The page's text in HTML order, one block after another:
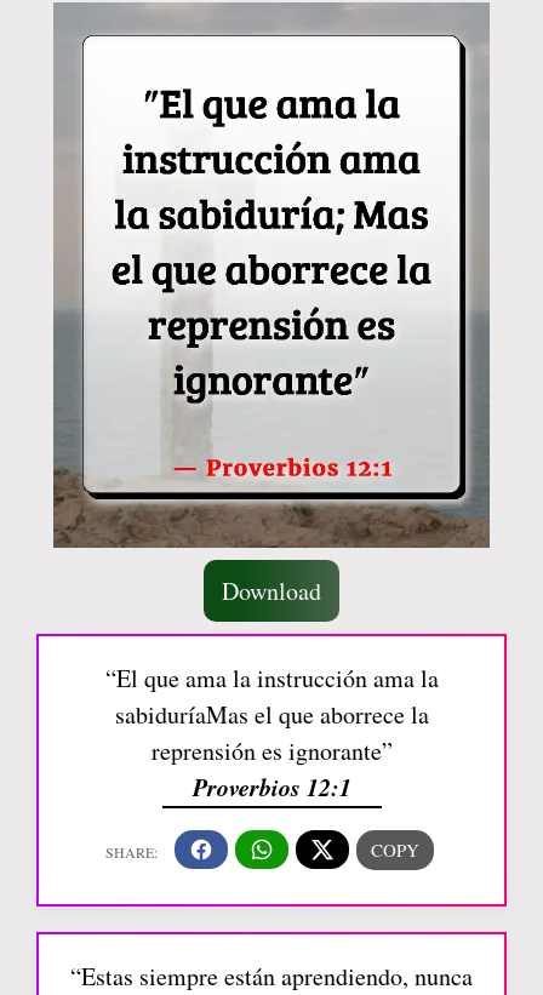
Download
“El que ama la instrucción ama la
sabiduríaMas el que aborrece la
reprensión es ignorante”
Proverbios 12:1
“Estas siempre están aprendiendo, nunca